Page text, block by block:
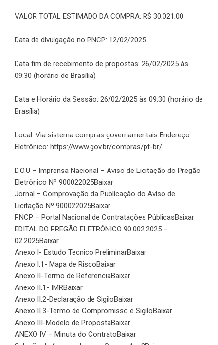
VALOR TOTAL ESTIMADO DA COMPRA: R$ 30.021,00
Data de divulgação no PNCP: 12/02/2025
Data fim de recebimento de propostas: 26/02/2025 às
09:30 (horário de Brasília)
Data e Horário da Sessão: 26/02/2025 às 09:30 (horário de
Brasília)
Local: Via sistema compras governamentais Endereço
Eletrônico: https://www.gov.br/compras/pt-br/
D.O.U – Imprensa Nacional – Aviso de Licitação do Pregão
Eletrônico Nº 900022025Baixar
Jornal – Comprovação da Publicação do Aviso de
Licitação Nº 900022025Baixar
PNCP – Portal Nacional de Contratações PúblicasBaixar
EDITAL DO PREGÃO ELETRÔNICO 90.002.2025 –
02.2025Baixar
Anexo I- Estudo Tecnico PreliminarBaixar
Anexo I.1- Mapa de RiscoBaixar
Anexo II-Termo de ReferenciaBaixar
Anexo II.1- IMRBaixar
Anexo II.2-Declaração de SigiloBaixar
Anexo II.3-Termo de Compromisso e SigiloBaixar
Anexo III-Modelo de PropostaBaixar
ANEXO IV – Minuta do ContratoBaixar